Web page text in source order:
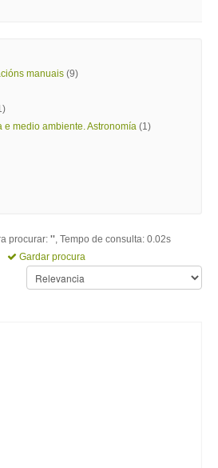
manuais (9)
medio ambiente. Astronomía (1)
procurar: '', Tempo de consulta: 0.02s
Gardar procura